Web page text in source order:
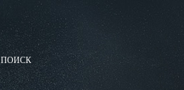
ПОИСК